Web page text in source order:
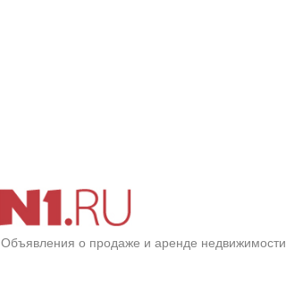
Объявления о продаже и аренде недвижимости